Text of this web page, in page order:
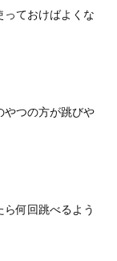
ておけばよくな
やつの方が跳びや
何回跳べるよう